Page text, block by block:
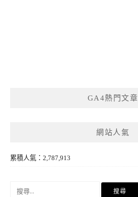
GA4熱門文章
網站人氣
累積人氣：2,787,913